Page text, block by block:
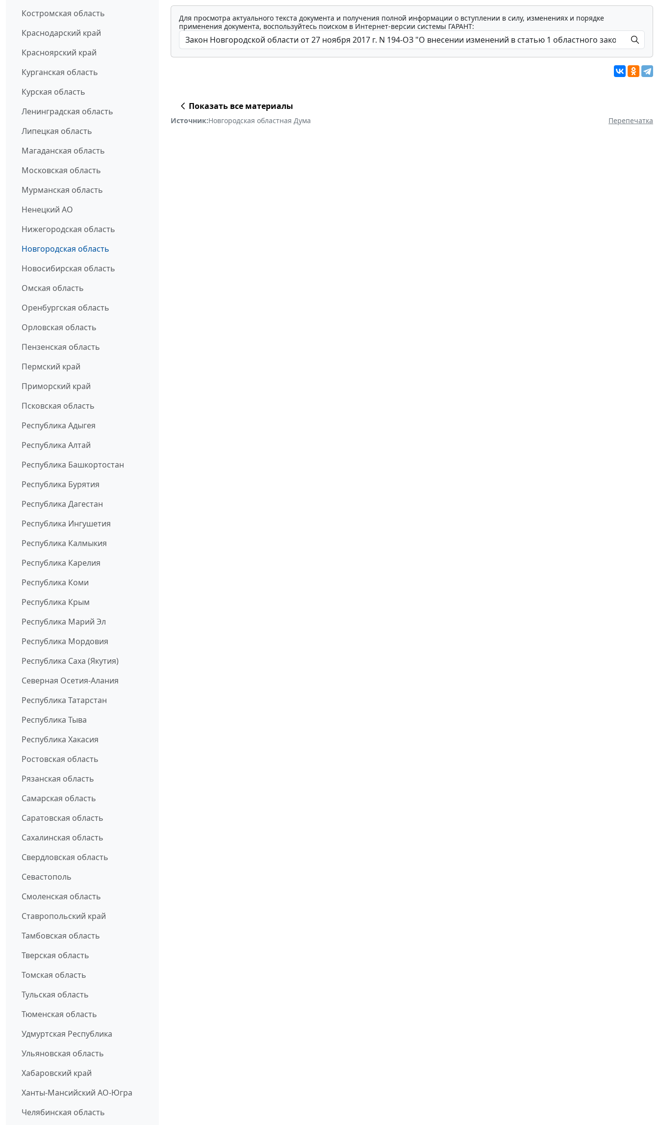
Костромская область
Краснодарский край
Красноярский край
Курганская область
Курская область
Ленинградская область
Липецкая область
Магаданская область
Московская область
Мурманская область
Ненецкий АО
Нижегородская область
Новгородская область
Новосибирская область
Омская область
Оренбургская область
Орловская область
Пензенская область
Пермский край
Приморский край
Псковская область
Республика Адыгея
Республика Алтай
Республика Башкортостан
Республика Бурятия
Республика Дагестан
Республика Ингушетия
Республика Калмыкия
Республика Карелия
Республика Коми
Республика Крым
Республика Марий Эл
Республика Мордовия
Республика Саха (Якутия)
Северная Осетия-Алания
Республика Татарстан
Республика Тыва
Республика Хакасия
Ростовская область
Рязанская область
Самарская область
Саратовская область
Сахалинская область
Свердловская область
Севастополь
Смоленская область
Ставропольский край
Тамбовская область
Тверская область
Томская область
Тульская область
Тюменская область
Удмуртская Республика
Ульяновская область
Хабаровский край
Ханты-Мансийский АО-Югра
Челябинская область
Для просмотра актуального текста документа и получения полной информации о вступлении в силу, изменениях и порядке
применения документа, воспользуйтесь поиском в Интернет-версии системы ГАРАНТ:
Показать все материалы
Источник:Новгородская областная Дума Перепечатка